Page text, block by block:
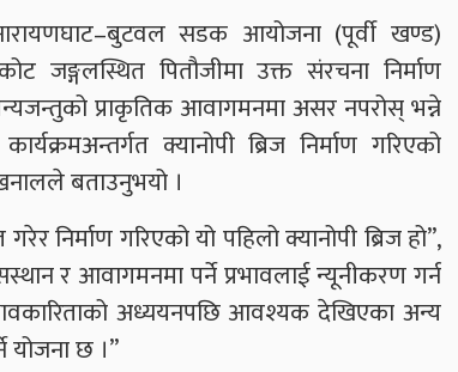
सडक आयोजना (पूर्वी खण्ड)
जङ्गलस्थित पितौजीमा उक्त संरचना निर्माण
प्राकृतिक आवागमनमा असर नपरोस् भन्ने
क्यानोपी ब्रिज निर्माण गरिएको
बताउनुभयो ।
निर्माण गरिएको यो पहिलो क्यानोपी ब्रिज हो”,
र आवागमनमा पर्ने प्रभावलाई न्यूनीकरण गर्न
अध्ययनपछि आवश्यक देखिएका अन्य
योजना छ ।”